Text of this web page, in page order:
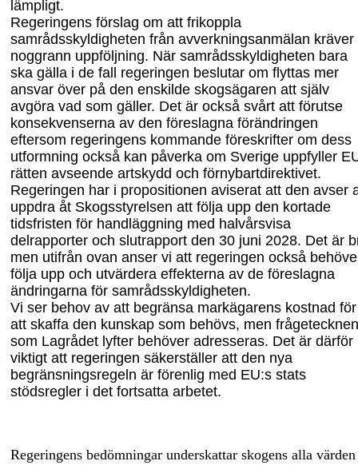
lämpligt.
Regeringens förslag om att frikoppla
samrådsskyldigheten från avverkningsanmälan kräver
noggrann uppföljning. När samrådsskyldigheten bara
ska gälla i de fall regeringen beslutar om flyttas mer
ansvar över på den enskilde skogsägaren att själv
avgöra vad som gäller. Det är också svårt att förutse
konsekvenserna av den föreslagna förändringen
eftersom regeringens kommande föreskrifter om dess
utformning också kan påverka om Sverige uppfyller
rätten avseende artskydd och förnybartdirektivet.
Regeringen har i propositionen aviserat att den avser
uppdra åt Skogsstyrelsen att följa upp den kortade
tidsfristen för handläggning med halvårsvisa
delrapporter och slutrapport den 30 juni 2028. Det är
men utifrån ovan anser vi att regeringen också
följa upp och utvärdera effekterna av de föreslagna
ändringarna för samrådsskyldigheten.
Vi ser behov av att begränsa markägarens kostnad för
att skaffa den kunskap som behövs, men frågetecknen
som Lagrådet lyfter behöver adresseras. Det är därför
viktigt att regeringen säkerställer att den nya
begränsningsregeln är förenlig med EU:s stats
stödsregler i det fortsatta arbetet.
Regeringens bedömningar underskattar skogens alla värden